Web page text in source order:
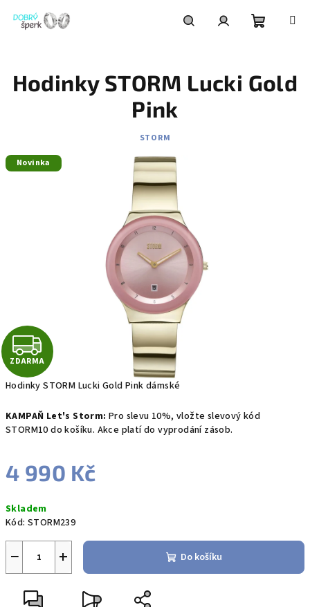
obsah
košík
Hodinky STORM Lucki Gold Pink dámské
KAMPAŇ Let's Storm: Pro slevu 10%, vložte slevový kód
STORM10 do košíku. Akce platí do vyprodání zásob.
4 990 Kč
cena:
Skladem
Kód: STORM239
+
− Do košíku
Hodinky STORM Lucki Gold
Pink
STORM
Novinka
Z
D
A
R
M
A
ZDARMA